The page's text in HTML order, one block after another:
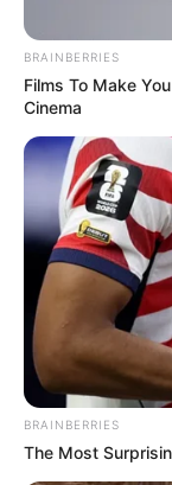
Serem! 9
Pelanggan
Merinding
Bikin
Cosplay
Seadanya
BRAINBERRIES
Films To Make
Cinema
BRAINBERRIES
The Most